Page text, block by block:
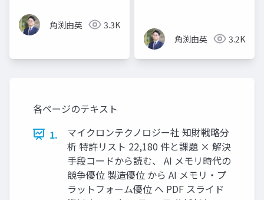
角渕由英 3.3K
角渕由英 3.2K
各ページのテキスト
1.
マイクロンテクノロジー社 知財戦略分
析 特許リスト 22,180 件と課題 × 解決
手段コードから読む、 AI メモリ時代の
競争優位 製造優位 から AI メモリ・プ
ラットフォーム優位 へ PDF スライド